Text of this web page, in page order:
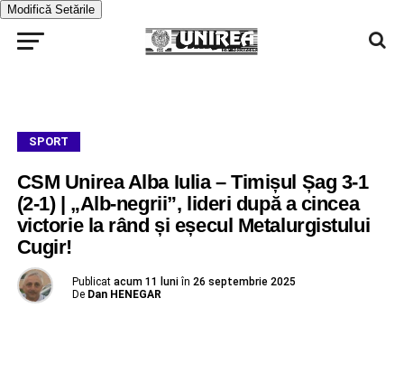
Modifică Setările
SPORT
CSM Unirea Alba Iulia – Timișul Șag 3-1
(2-1) | „Alb-negrii”, lideri după a cincea
victorie la rând și eșecul Metalurgistului
Cugir!
Publicat acum 11 luni în 26 septembrie 2025
De Dan HENEGAR